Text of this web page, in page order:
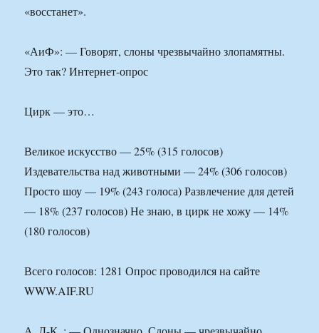
«восстанет».
«АиФ»: — Говорят, слоны чрезвычайно злопамятны.
Это так? Интернет-опрос
Цирк — это…
Великое искусство — 25% (315 голосов)
Издевательства над животными — 24% (306 голосов)
Просто шоу — 19% (243 голоса) Развлечение для детей
— 18% (237 голосов) Не знаю, в цирк не хожу — 14%
(180 голосов)
Всего голосов: 1281 Опрос проводился на сайте
WWW.AIF.RU